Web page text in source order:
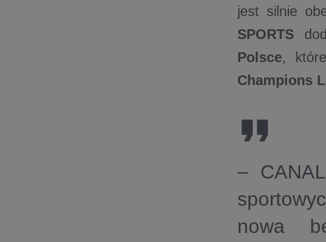
jest silnie
SPORTS
Polsce,
Champions
–
nowa